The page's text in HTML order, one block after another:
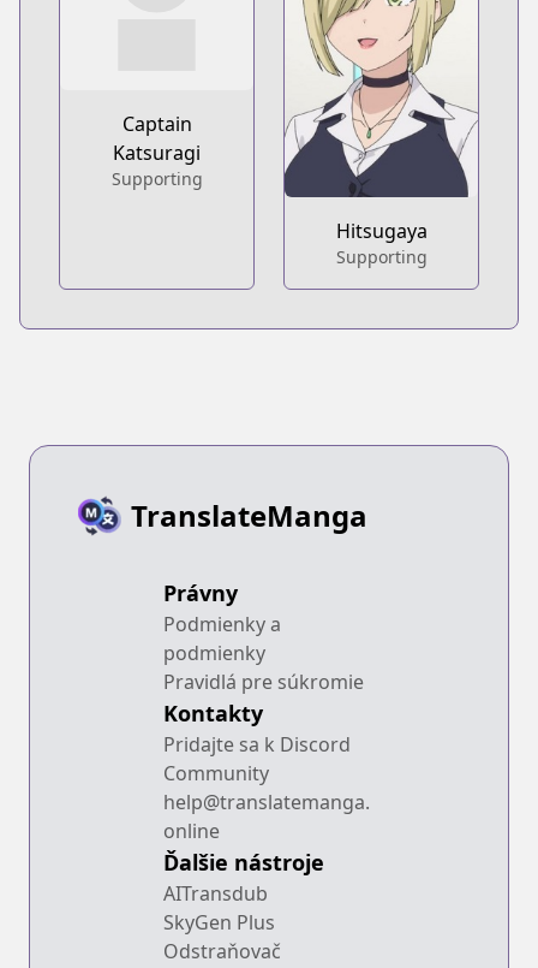
Captain
Katsuragi
Supporting
Hitsugaya
Supporting
TranslateManga
Právny
Podmienky a
podmienky
Pravidlá pre súkromie
Kontakty
Pridajte sa k Discord
Community
help@translatemanga.
online
Ďalšie nástroje
AITransdub
SkyGen Plus
Odstraňovač